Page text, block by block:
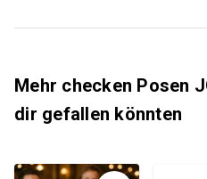
Mehr checken Posen
dir gefallen könnten